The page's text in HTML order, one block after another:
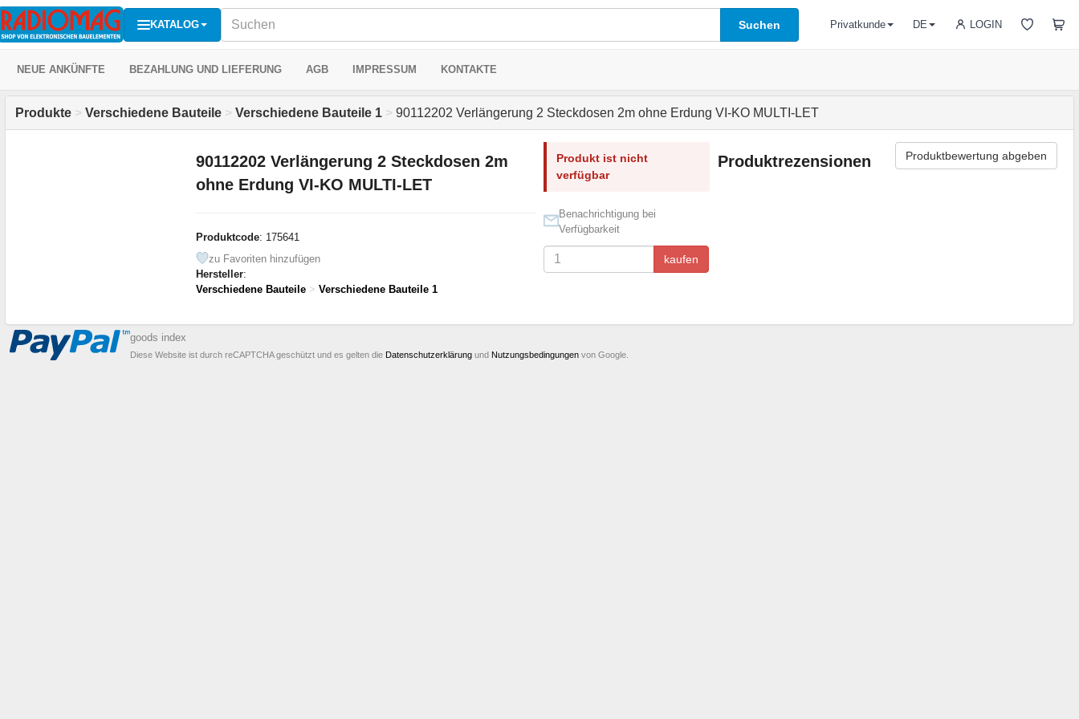
KATALOG Suchen LOGIN
Privatkunde DE
NEUE ANKÜNFTE BEZAHLUNG UND LIEFERUNG AGB IMPRESSUM KONTAKTE
Produkte > Verschiedene Bauteile > Verschiedene Bauteile 1 > 90112202 Verlängerung 2 Steckdosen 2m ohne Erdung VI-KO MULTI-LET
90112202 Verlängerung 2 Steckdosen 2m
ohne Erdung VI-KO MULTI-LET
Produktcode: 175641
zu Favoriten hinzufügen
Hersteller:
Verschiedene Bauteile > Verschiedene Bauteile 1
Produkt ist nicht
verfügbar
Benachrichtigung bei
Verfügbarkeit
kaufen
Produktrezensionen Produktbewertung abgeben
goods index
Diese Website ist durch reCAPTCHA geschützt und es gelten die Datenschutzerklärung und Nutzungsbedingungen von Google.